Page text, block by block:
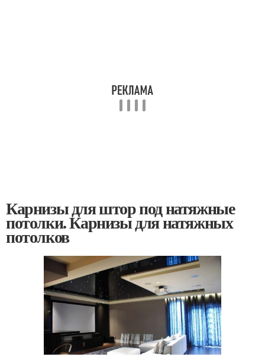
Карнизы для штор под натяжные
потолки. Карнизы для натяжных
потолков